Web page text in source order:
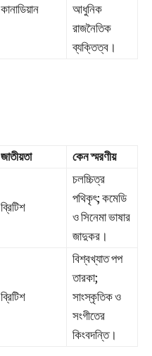
কানাডিয়ান
আধুনিক
রাজনৈতিক
ব্যক্তিত্ব।
জাতীয়তা কেন স্মরণীয়
ব্রিটিশ
চলচ্চিত্র
পথিকৃৎ; কমেডি
ও সিনেমা ভাষার
জাদুকর।
ব্রিটিশ
বিশ্বখ্যাত পপ
তারকা;
সাংস্কৃতিক ও
সংগীতের
কিংবদন্তি।